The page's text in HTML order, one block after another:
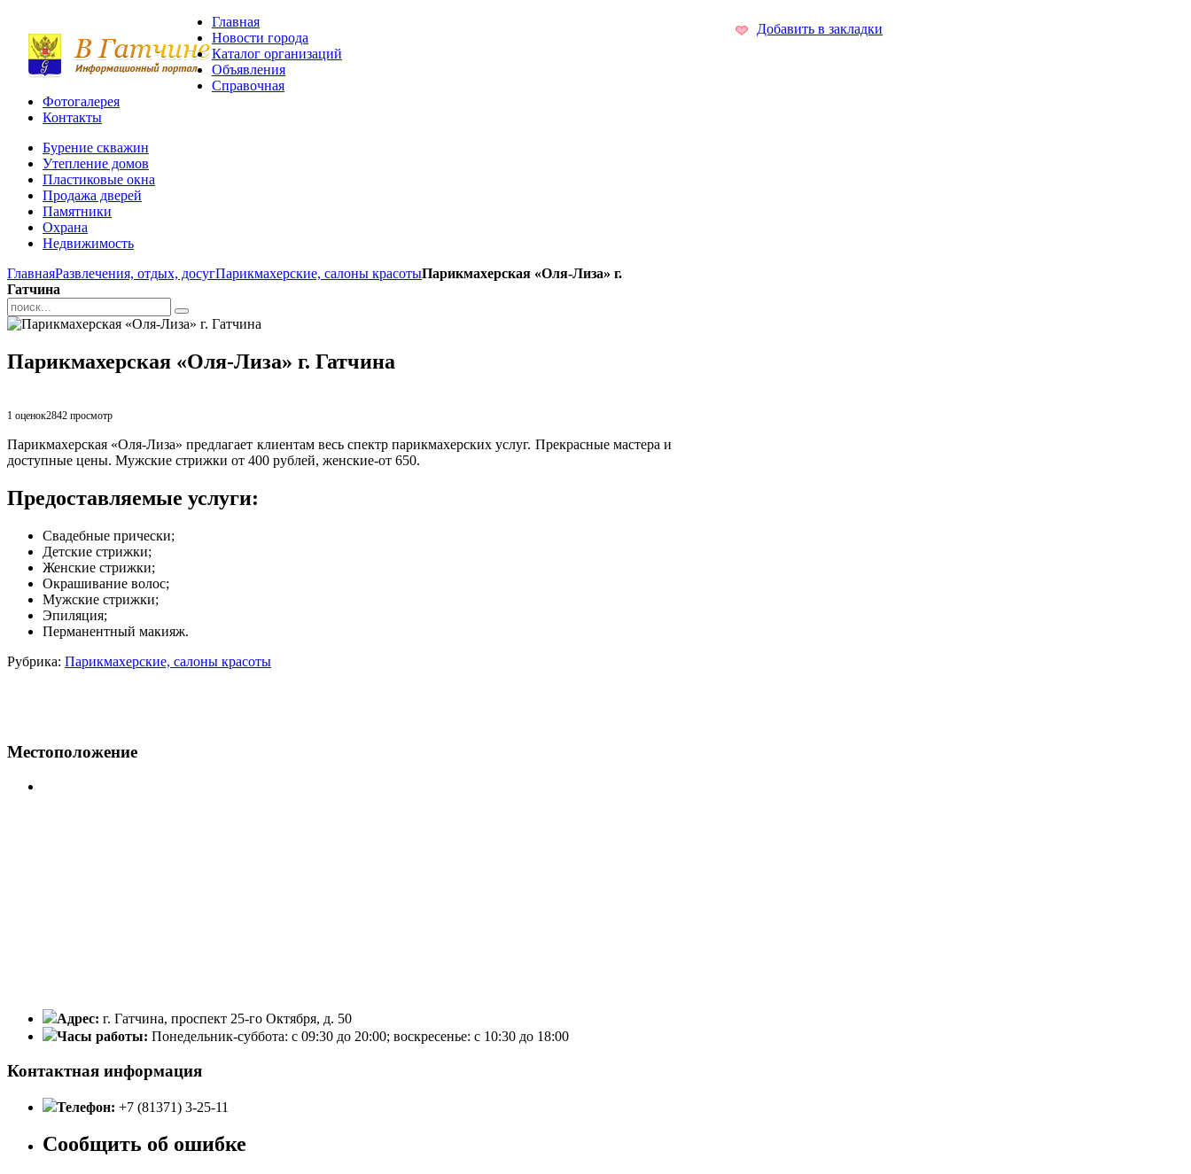
Добавить в закладки
Главная
Новости города
Каталог организаций
Объявления
Справочная
Фотогалерея
Контакты
Бурение скважин
Утепление домов
Пластиковые окна
Продажа дверей
Памятники
Охрана
Недвижимость
ГлавнаяРазвлечения, отдых, досугПарикмахерские, салоны красотыПарикмахерская «Оля-Лиза» г.
Гатчина
Парикмахерская «Оля-Лиза» г. Гатчина
1 оценок2842 просмотр
Парикмахерская «Оля-Лиза» предлагает клиентам весь спектр парикмахерских услуг. Прекрасные мастера и
доступные цены. Мужские стрижки от 400 рублей, женские-от 650.
Предоставляемые услуги:
Свадебные прически;
Детские стрижки;
Женские стрижки;
Окрашивание волос;
Мужские стрижки;
Эпиляция;
Перманентный макияж.
Рубрика: Парикмахерские, салоны красоты
Местоположение
Адрес: г. Гатчина, проспект 25-го Октября, д. 50
Часы работы: Понедельник-суббота: с 09:30 до 20:00; воскресенье: с 10:30 до 18:00
Контактная информация
Телефон: +7 (81371) 3-25-11
Сообщить об ошибке